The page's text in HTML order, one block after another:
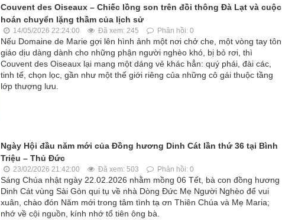
Couvent des Oiseaux – Chiếc lồng son trên đồi thông Đà Lạt và cuộc
hoán chuyển lặng thầm của lịch sử
14/05/2026 22:24:00 Đã xem: 245 Phản hồi: 0
Nếu Domaine de Marie gợi lên hình ảnh một nơi chở che, một vòng tay tôn
giáo dịu dàng dành cho những phận người nghèo khó, bị bỏ rơi, thì
Couvent des Oiseaux lại mang một dáng vẻ khác hẳn: quý phái, đài các,
tinh tế, chọn lọc, gần như một thế giới riêng của những cô gái thuộc tầng
lớp thượng lưu.
Ngày Hội đầu năm mới của Đồng hương Dinh Cát lần thứ 36 tại Bình
Triệu – Thủ Đức
23/02/2026 21:42:00 Đã xem: 503 Phản hồi: 0
Sáng Chúa nhật ngày 22.02.2026 nhằm mồng 06 Tết, bà con đồng hương
Dinh Cát vùng Sài Gòn qui tụ về nhà Dòng Đức Mẹ Người Nghèo để vui
xuân, chào đón Năm mới trong tâm tình tạ ơn Thiên Chúa và Mẹ Maria;
nhớ về cội nguồn, kính nhớ tổ tiên ông bà.